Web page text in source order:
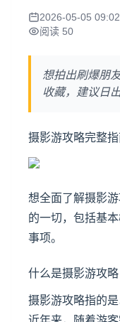
2026-05-05 09:02
阅读 50
想拍出刷爆朋
收藏，建议日
摄影游攻略完整
想全面了解摄影
的一切，包括基
事项。
什么是摄影游攻略
摄影游攻略指的